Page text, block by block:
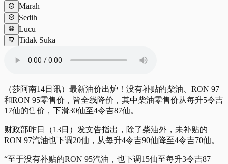
Marah
Sedih
Lucu
Tidak Suka
（莎阿南14日讯）最新油价出炉！没有补贴的柴油、RON 97
和RON 95零售价，皆全线降价，其中柴油零售价从每升5令吉
17仙的售价，下滑30仙至4令吉87仙。
财政部昨日（13日）发文告指出，除了柴油外，未补贴的
RON 97汽油也下调20仙，从每升4令吉90仙降至4令吉70仙。
“至于没有补贴的RON 95汽油，也下调15仙至每升3令吉87